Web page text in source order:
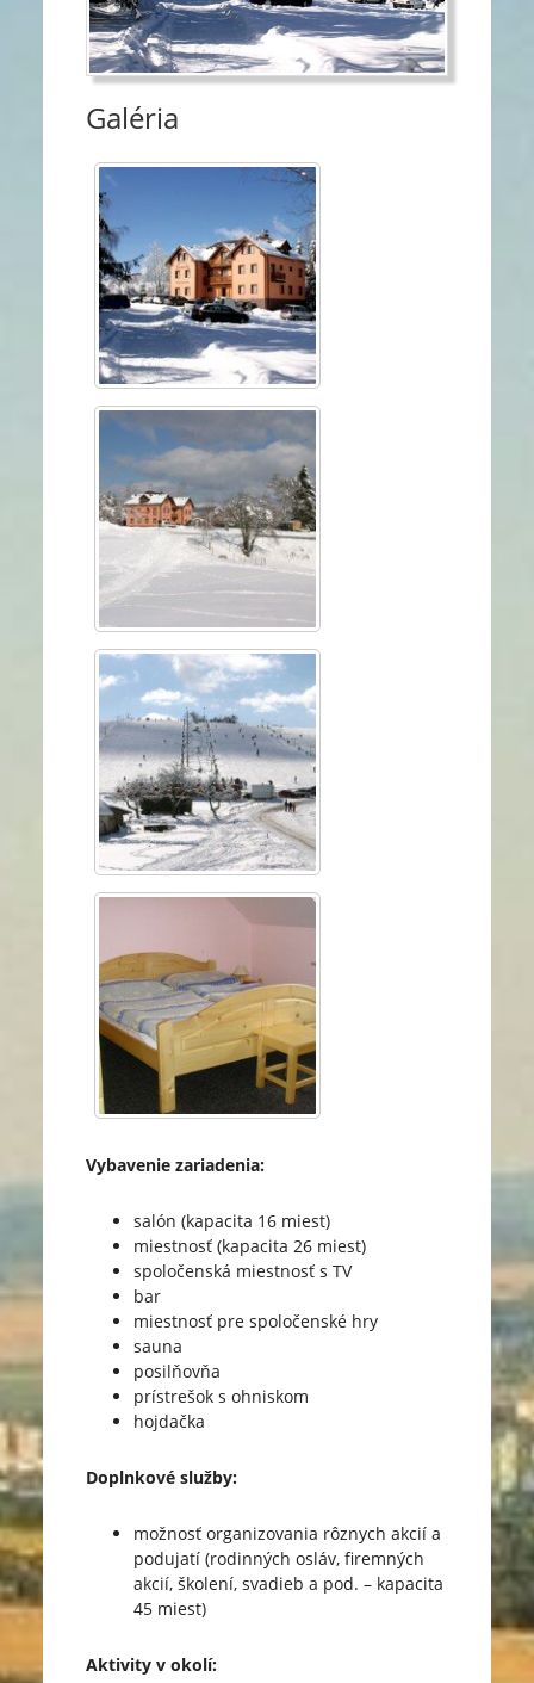
Galéria
Vybavenie zariadenia:
salón (kapacita 16 miest)
miestnosť (kapacita 26 miest)
spoločenská miestnosť s TV
bar
miestnosť pre spoločenské hry
sauna
posilňovňa
prístrešok s ohniskom
hojdačka
Doplnkové služby:
možnosť organizovania rôznych akcií a
podujatí (rodinných osláv, firemných
akcií, školení, svadieb a pod. – kapacita
45 miest)
Aktivity v okolí: